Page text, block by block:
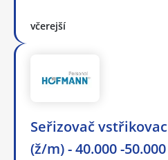
včerejší
Seřizovač
(ž/m) - 40.000 -